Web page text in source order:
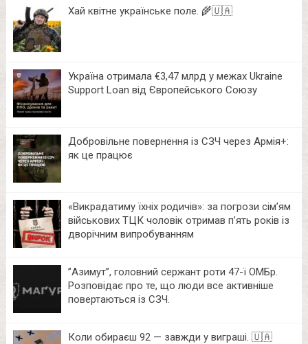
Хай квітне українське поле. 🌾🇺🇦
Україна отримала €3,47 млрд у межах Ukraine
Support Loan від Європейського Союзу
Добровільне повернення із СЗЧ через Армія+:
як це працює
«Викрадатиму їхніх родичів»: за погрози сім’ям
військових ТЦК чоловік отримав п’ять років із
дворічним випробуванням
⁨”Азимут”, головний сержант роти 47-ї ОМБр.
Розповідає про те, що люди все активніше
повертаються із СЗЧ.
Коли обираєш 92 — завжди у виграші. 🇺🇦